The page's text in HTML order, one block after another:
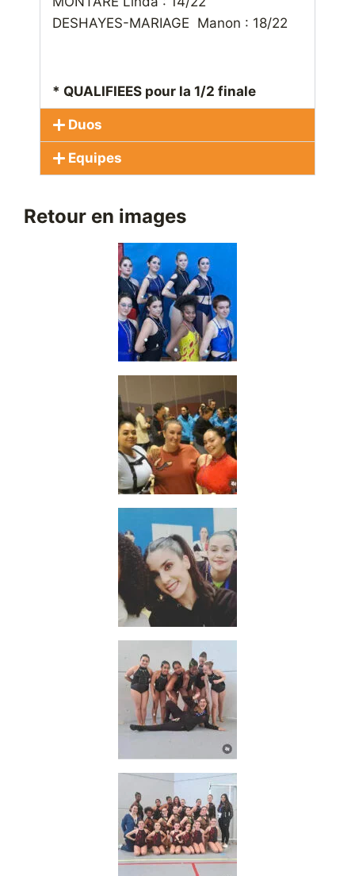
DESHAYES-MARIAGE Manon : 18/22
* QUALIFIEES pour la 1/2 finale
Duos
Equipes
Retour en images